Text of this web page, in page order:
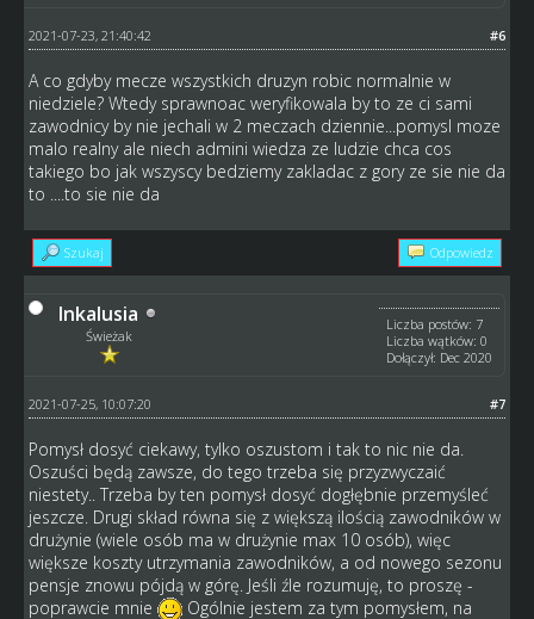
#6
2021-07-23, 21:40:42
A co gdyby mecze wszystkich druzyn robic normalnie w
niedziele? Wtedy sprawnoac weryfikowala by to ze ci sami
zawodnicy by nie jechali w 2 meczach dziennie...pomysl moze
malo realny ale niech admini wiedza ze ludzie chca cos
takiego bo jak wszyscy bedziemy zakladac z gory ze sie nie da
to ....to sie nie da
Szukaj Odpowiedz
Inkalusia
Świeżak
Liczba postów: 7
Liczba wątków: 0
Dołączył: Dec 2020
#7
2021-07-25, 10:07:20
Pomysł dosyć ciekawy, tylko oszustom i tak to nic nie da.
Oszuści będą zawsze, do tego trzeba się przyzwyczaić
niestety.. Trzeba by ten pomysł dosyć dogłębnie przemyśleć
jeszcze. Drugi skład równa się z większą ilością zawodników w
drużynie (wiele osób ma w drużynie max 10 osób), więc
większe koszty utrzymania zawodników, a od nowego sezonu
pensje znowu pójdą w górę. Jeśli źle rozumuję, to proszę -
poprawcie mnie
Ogólnie jestem za tym pomysłem, na